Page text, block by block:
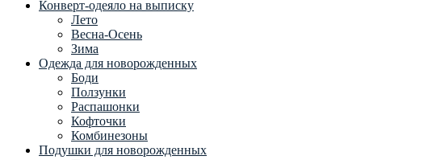
Конверт-одеяло на выписку
Лето
Весна-Осень
Зима
Одежда для новорожденных
Боди
Ползунки
Распашонки
Кофточки
Комбинезоны
Подушки для новорожденных